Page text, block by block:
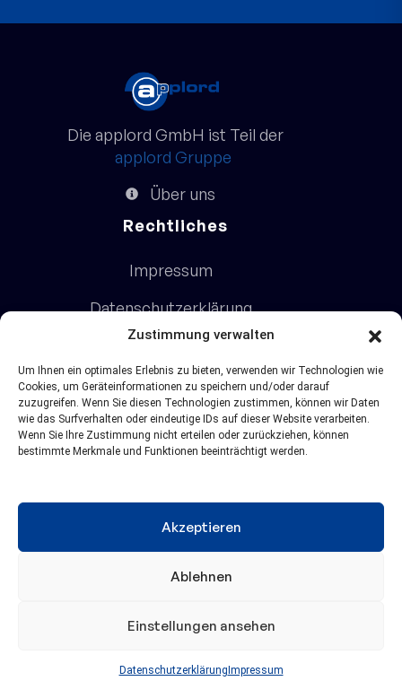
Zustimmung verwalten
Um Ihnen ein optimales Erlebnis zu bieten, verwenden wir Technologien wie
Cookies, um Geräteinformationen zu speichern und/oder darauf
zuzugreifen. Wenn Sie diesen Technologien zustimmen, können wir Daten
wie das Surfverhalten oder eindeutige IDs auf dieser Website verarbeiten.
Wenn Sie Ihre Zustimmung nicht erteilen oder zurückziehen, können
bestimmte Merkmale und Funktionen beeinträchtigt werden.
Akzeptieren
Ablehnen
Einstellungen ansehen
Datenschutzerklärung Impressum
Die applord GmbH ist Teil der
applord Gruppe
Über uns
Rechtliches
Impressum
Datenschutzerklärung
AGB
Kontakt
applord GmbH
Dresdener Straße 1
+49 (0)241 47572 10
info@applord.de